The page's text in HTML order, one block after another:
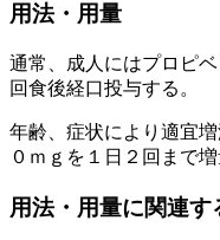
用法・用量
通常、成人にはプロピ
回食後経口投与する。
年齢、症状により適宜
０ｍｇを１日２回まで増
用法・用量に関連す